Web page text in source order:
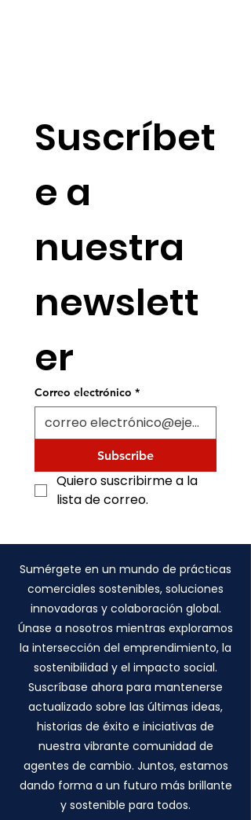
Suscríbet
e a
nuestra
newslett
er
Correo electrónico *
Subscribe
Quiero suscribirme a la
lista de correo.
Sumérgete en un mundo de prácticas
comerciales sostenibles, soluciones
innovadoras y colaboración global.
Únase a nosotros mientras exploramos
la intersección del emprendimiento, la
sostenibilidad y el impacto social.
Suscríbase ahora para mantenerse
actualizado sobre las últimas ideas,
historias de éxito e iniciativas de
nuestra vibrante comunidad de
agentes de cambio. Juntos, estamos
dando forma a un futuro más brillante
y sostenible para todos.